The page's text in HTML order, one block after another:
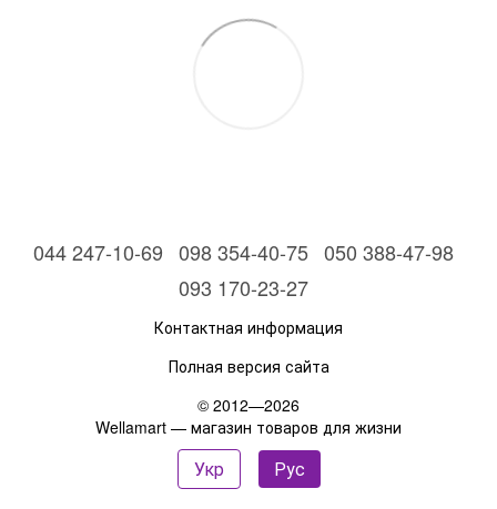
044 247-10-69 098 354-40-75 050 388-47-98
093 170-23-27
Контактная информация
Полная версия сайта
© 2012—2026
Wellamart — магазин товаров для жизни
Укр Рус